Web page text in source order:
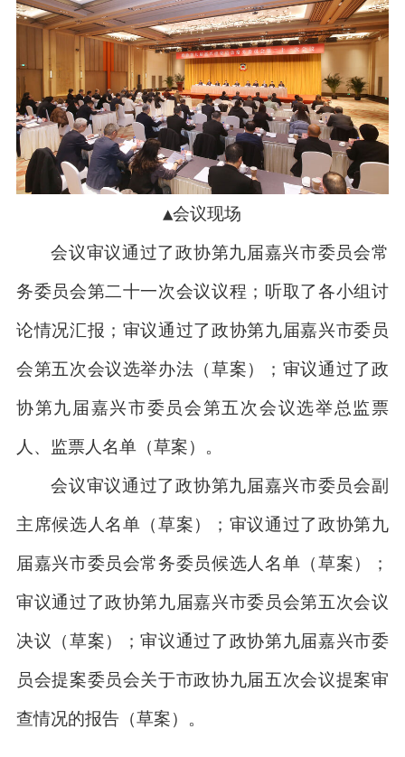
▲会议现场
会议审议通过了政协第九届嘉兴市委员会常
务委员会第二十一次会议议程；听取了各小组讨
论情况汇报；审议通过了政协第九届嘉兴市委员
会第五次会议选举办法（草案）；审议通过了政
协第九届嘉兴市委员会第五次会议选举总监票
人、监票人名单（草案）。
会议审议通过了政协第九届嘉兴市委员会副
主席候选人名单（草案）；审议通过了政协第九
届嘉兴市委员会常务委员候选人名单（草案）；
审议通过了政协第九届嘉兴市委员会第五次会议
决议（草案）；审议通过了政协第九届嘉兴市委
员会提案委员会关于市政协九届五次会议提案审
查情况的报告（草案）。